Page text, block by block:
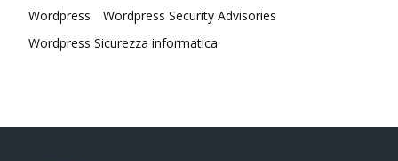
Wordpress
Wordpress Security Advisories
Wordpress Sicurezza informatica